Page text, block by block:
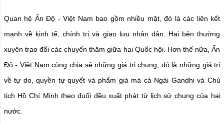
Quan hệ Ấn Độ - Việt Nam bao gồm nhiều mặt, đó là các liên kết
mạnh về kinh tế, chính trị và giao lưu nhân dân. Hai bên thường
xuyên trao đổi các chuyến thăm giữa hai Quốc hội. Hơn thế nữa, Ấn
Độ - Việt Nam cùng chia sẻ những giá trị chung, đó là những giá trị
về tự do, quyền tự quyết và phẩm giá mà cả Ngài Gandhi và Chủ
tịch Hồ Chí Minh theo đuổi đều xuất phát từ lịch sử chung của hai
nước.